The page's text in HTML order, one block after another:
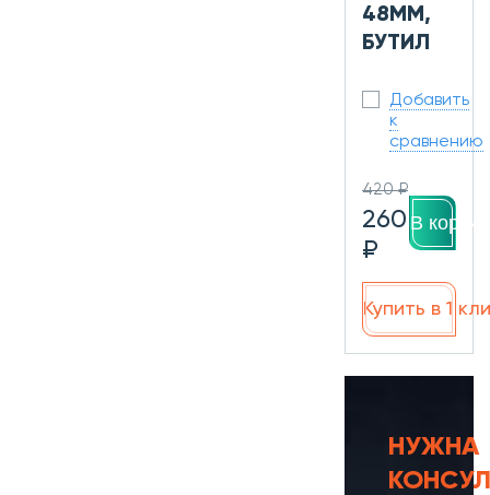
48ММ,
БУТИЛ
Добавить
к
сравнению
420 ₽
260
₽
В
Купить в 1
НУЖНА